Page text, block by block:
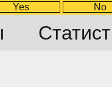
Yes No